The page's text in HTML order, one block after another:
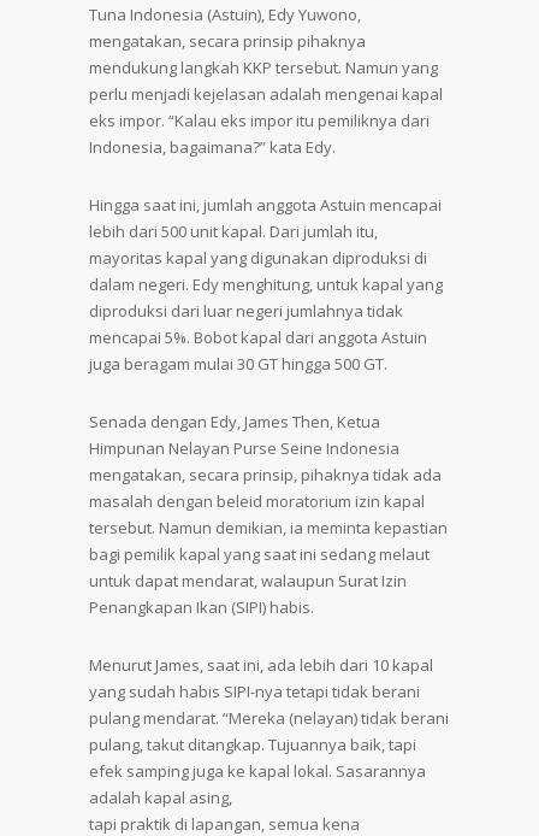
Tuna Indonesia (Astuin), Edy Yuwono,
mengatakan, secara prinsip pihaknya
mendukung langkah KKP tersebut. Namun yang
perlu menjadi kejelasan adalah mengenai kapal
eks impor. “Kalau eks impor itu pemiliknya dari
Indonesia, bagaimana?” kata Edy.
Hingga saat ini, jumlah anggota Astuin mencapai
lebih dari 500 unit kapal. Dari jumlah itu,
mayoritas kapal yang digunakan diproduksi di
dalam negeri. Edy menghitung, untuk kapal yang
diproduksi dari luar negeri jumlahnya tidak
mencapai 5%. Bobot kapal dari anggota Astuin
juga beragam mulai 30 GT hingga 500 GT.
Senada dengan Edy, James Then, Ketua
Himpunan Nelayan Purse Seine Indonesia
mengatakan, secara prinsip, pihaknya tidak ada
masalah dengan beleid moratorium izin kapal
tersebut. Namun demikian, ia meminta kepastian
bagi pemilik kapal yang saat ini sedang melaut
untuk dapat mendarat, walaupun Surat Izin
Penangkapan Ikan (SIPI) habis.
Menurut James, saat ini, ada lebih dari 10 kapal
yang sudah habis SIPI-nya tetapi tidak berani
pulang mendarat. “Mereka (nelayan) tidak berani
pulang, takut ditangkap. Tujuannya baik, tapi
efek samping juga ke kapal lokal. Sasarannya
adalah kapal asing,
tapi praktik di lapangan, semua kena